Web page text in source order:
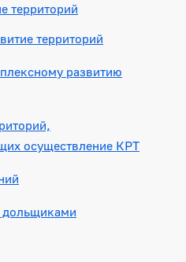
территорий
территорий
развитию
осуществление КРТ
дольщиками